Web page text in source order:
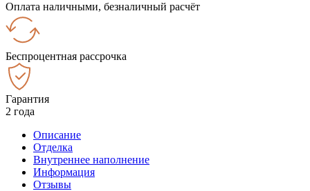
Оплата наличными, безналичный расчёт
Беспроцентная рассрочка
Гарантия
2 года
Описание
Отделка
Внутреннее наполнение
Информация
Отзывы